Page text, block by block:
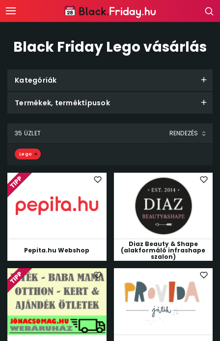
Black Friday Lego vásárlás
Kategóriák
Termékek, terméktípusok
35 ÜZLET
Lego
Pepita.hu Webshop
Diaz Beauty & Shape
(alakformáló infrashape
szalon)